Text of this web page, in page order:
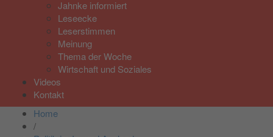
Jahnke informiert
Leseecke
Leserstimmen
Meinung
Thema der Woche
Wirtschaft und Soziales
Videos
Kontakt
Home
/